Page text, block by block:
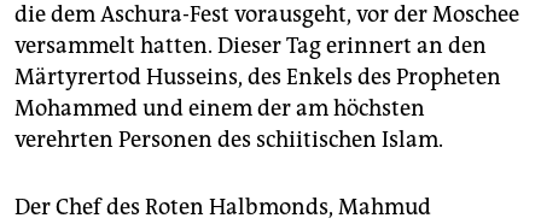
die dem Aschura-Fest vorausgeht, vor der Moschee
versammelt hatten. Dieser Tag erinnert an den
Märtyrertod Husseins, des Enkels des Propheten
Mohammed und einem der am höchsten
verehrten Personen des schiitischen Islam.
Der Chef des Roten Halbmonds, Mahmud